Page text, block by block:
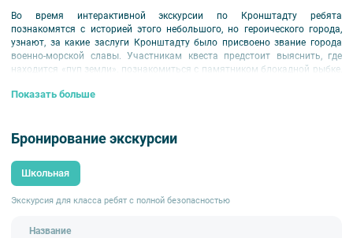
Во время интерактивной экскурсии по Кронштадту ребята
познакомятся с историей этого небольшого, но героического города,
узнают, за какие заслуги Кронштадту было присвоено звание города
военно-морской славы. Участникам квеста предстоит выяснить, где
находится «пуп земли», познакомиться с памятником блокадной рыбке,
по саду, в котором проводил свои радио-опыты А.С. Попов, а также
Показать больше
Бронирование экскурсии
Школьная
Экскурсия для класса ребят с полной безопасностью
Название